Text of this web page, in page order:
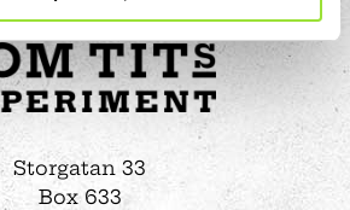
Storgatan 33
Box 633